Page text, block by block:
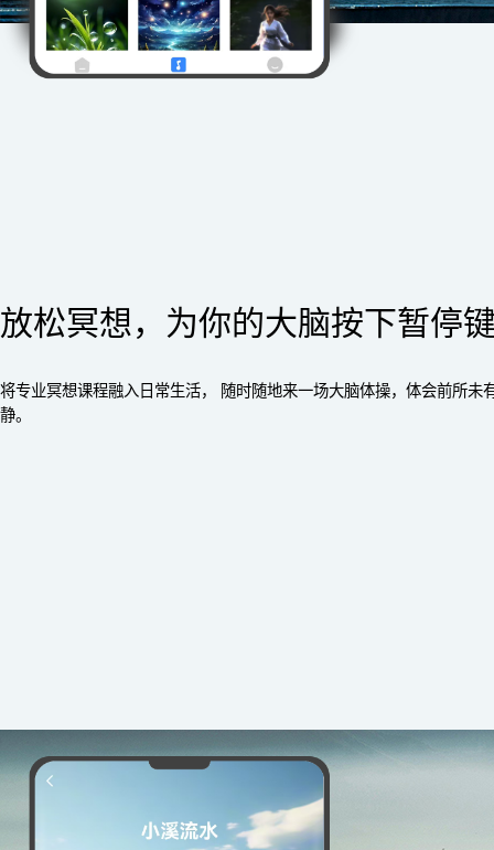
放松冥想，为你的大脑按下暂停
将专业冥想课程融入日常生活， 随时随地来一场大脑体操，体会前所未
静。